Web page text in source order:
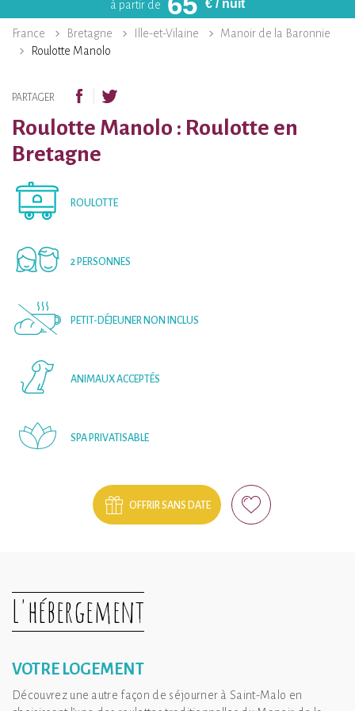
à partir de € / nuit
France Bretagne Ille-et-Vilaine
Manoir de la Baronnie
Roulotte Manolo
PARTAGER
Roulotte Manolo : Roulotte en
Bretagne
ROULOTTE
2 PERSONNES
PETIT-DÉJEUNER NON INCLUS
ANIMAUX ACCEPTÉS
SPA PRIVATISABLE
OFFRIR SANS DATE
L'hébergement
VOTRE LOGEMENT
Découvrez une autre façon de séjourner à Saint-Malo en